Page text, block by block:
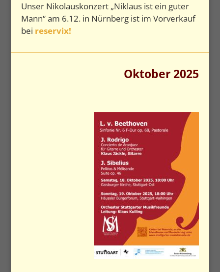
Unser Nikolauskonzert „Niklaus ist ein guter
Mann“ am 6.12. in Nürnberg ist im Vorverkauf
bei reservix!
Oktober 2025